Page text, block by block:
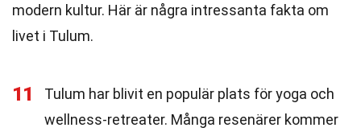
modern kultur. Här är några intressanta fakta om
livet i Tulum.
11
Tulum har blivit en populär plats för yoga och
wellness-retreater. Många resenärer kommer